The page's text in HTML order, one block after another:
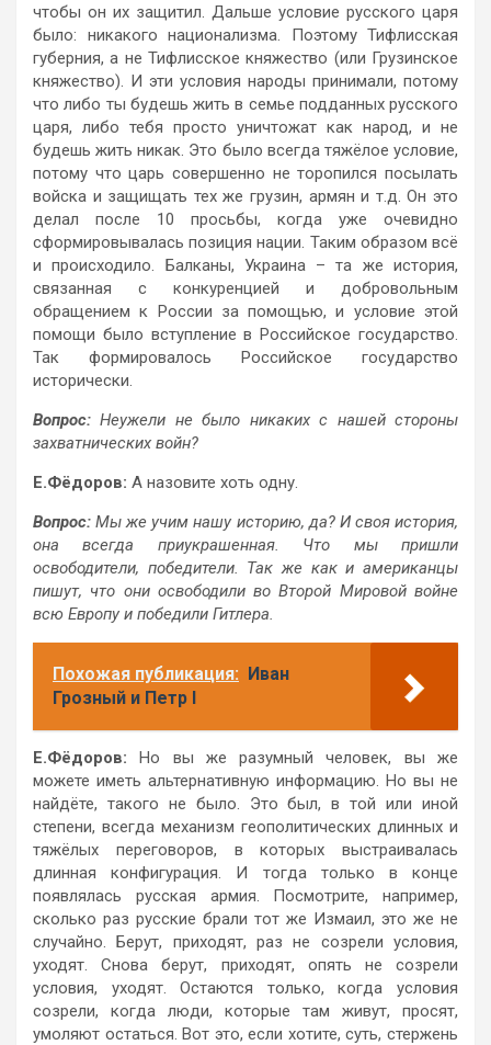
чтобы он их защитил. Дальше условие русского царя
было: никакого национализма. Поэтому Тифлисская
губерния, а не Тифлисское княжество (или Грузинское
княжество). И эти условия народы принимали, потому
что либо ты будешь жить в семье подданных русского
царя, либо тебя просто уничтожат как народ, и не
будешь жить никак. Это было всегда тяжёлое условие,
потому что царь совершенно не торопился посылать
войска и защищать тех же грузин, армян и т.д. Он это
делал после 10 просьбы, когда уже очевидно
сформировывалась позиция нации. Таким образом всё
и происходило. Балканы, Украина – та же история,
связанная с конкуренцией и добровольным
обращением к России за помощью, и условие этой
помощи было вступление в Российское государство.
Так формировалось Российское государство
исторически.
Вопрос:Неужели не было никаких с нашей стороны
захватнических войн?
Е.Фёдоров: А назовите хоть одну.
Вопрос:Мы же учим нашу историю, да? И своя история,
она всегда приукрашенная. Что мы пришли
освободители, победители. Так же как и американцы
пишут, что они освободили во Второй Мировой войне
всю Европу и победили Гитлера.
Похожая публикация: Иван
Грозный и Петр I
Е.Фёдоров:Но вы же разумный человек, вы же
можете иметь альтернативную информацию. Но вы не
найдёте, такого не было. Это был, в той или иной
степени, всегда механизм геополитических длинных и
тяжёлых переговоров, в которых выстраивалась
длинная конфигурация. И тогда только в конце
появлялась русская армия. Посмотрите, например,
сколько раз русские брали тот же Измаил, это же не
случайно. Берут, приходят, раз не созрели условия,
уходят. Снова берут, приходят, опять не созрели
условия, уходят. Остаются только, когда условия
созрели, когда люди, которые там живут, просят,
умоляют остаться. Вот это, если хотите, суть, стержень